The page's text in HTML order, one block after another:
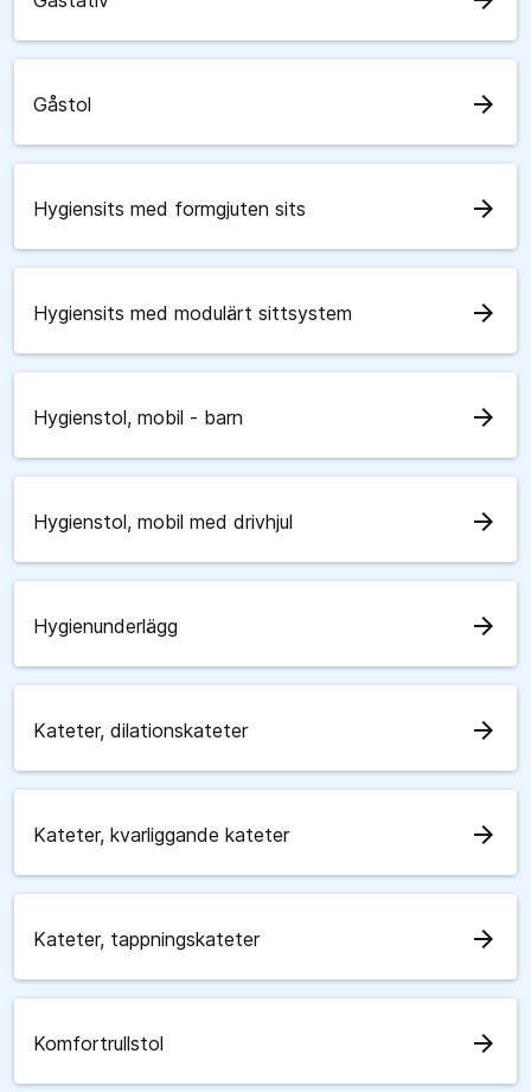
Gåstol arrow_forward
Hygiensits med formgjuten sits arrow_forward
Hygiensits med modulärt sittsystem arrow_forward
Hygienstol, mobil - barn arrow_forward
Hygienstol, mobil med drivhjul arrow_forward
Hygienunderlägg arrow_forward
Kateter, dilationskateter arrow_forward
Kateter, kvarliggande kateter arrow_forward
Kateter, tappningskateter arrow_forward
Komfortrullstol arrow_forward